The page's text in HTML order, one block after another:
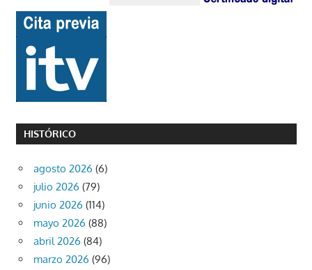
HISTÓRICO
agosto 2026 (6)
julio 2026 (79)
junio 2026 (114)
mayo 2026 (88)
abril 2026 (84)
marzo 2026 (96)